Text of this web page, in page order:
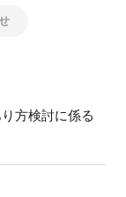
方検討に係る